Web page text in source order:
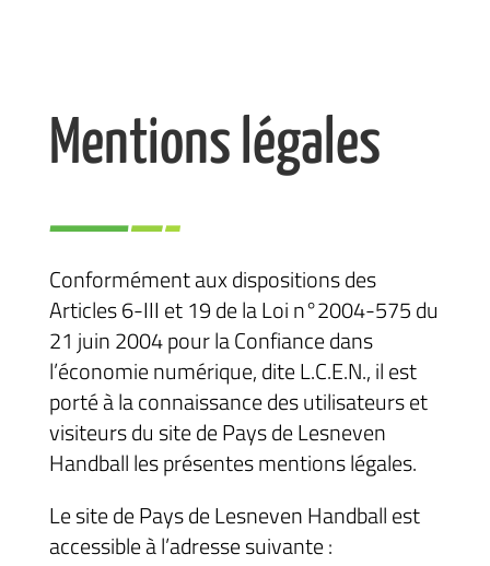
Mentions légales
Conformément aux dispositions des
Articles 6-III et 19 de la Loi n°2004-575 du
21 juin 2004 pour la Confiance dans
l’économie numérique, dite L.C.E.N., il est
porté à la connaissance des utilisateurs et
visiteurs du site de Pays de Lesneven
Handball les présentes mentions légales.
Le site de Pays de Lesneven Handball est
accessible à l’adresse suivante :